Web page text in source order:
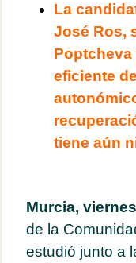
La
José Ros,
eficiente
tiene aún
Murcia,
de la
estudió junto a